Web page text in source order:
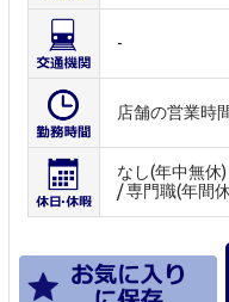
-
店舗の営業時
なし(年中無休
/ 専門職(年間